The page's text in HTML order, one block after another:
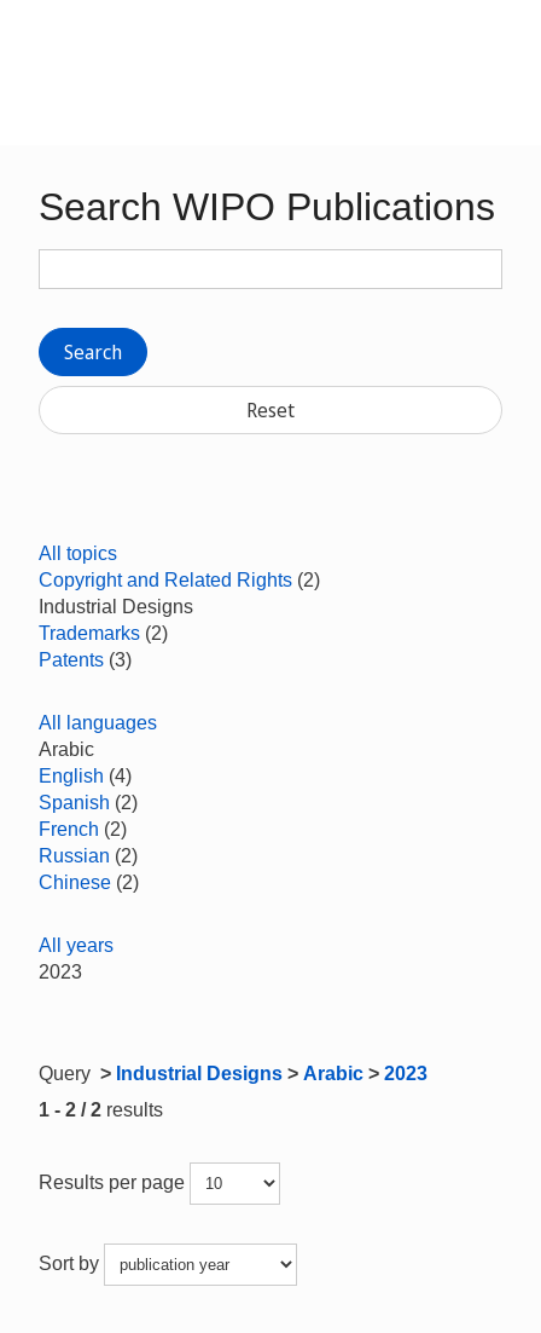
Search WIPO Publications
Search
Reset
All topics
Copyright and Related Rights (2)
Industrial Designs
Trademarks (2)
Patents (3)
All languages
Arabic
English (4)
Spanish (2)
French (2)
Russian (2)
Chinese (2)
All years
2023
Query > Industrial Designs > Arabic > 2023
1 - 2 / 2 results
Results per page
Sort by